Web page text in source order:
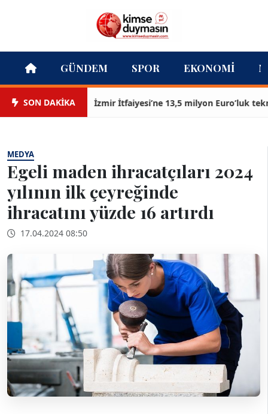
GÜNDEM SPOR EKONOMI
SON DAKİKAİzmir İtfaiyesi’ne 13,5 milyon Euro’luk teknoloji
MEDYA
Egeli maden ihracatçıları 2024
yılının ilk çeyreğinde
ihracatını yüzde 16 artırdı
17.04.2024 08:50